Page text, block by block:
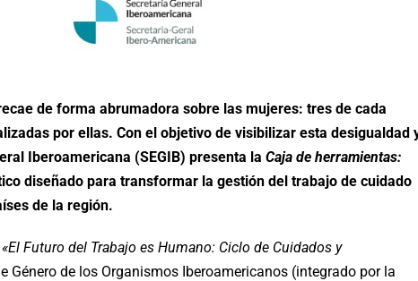
de forma abrumadora sobre las mujeres: tres de cada
por ellas. Con el objetivo de visibilizar esta desigualdad
Iberoamericana (SEGIB) presenta la Caja de herramientas:
diseñado para transformar la gestión del trabajo de cuidado
de la región.
«El Futuro del Trabajo es Humano: Ciclo de Cuidados y
Género de los Organismos Iberoamericanos (integrado por la